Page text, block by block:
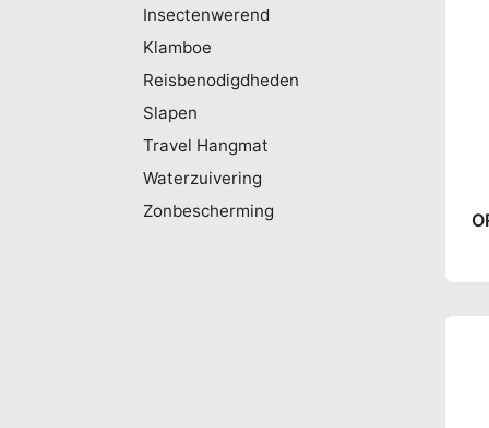
Insectenwerend
Klamboe
Reisbenodigdheden
Slapen
Travel Hangmat
Waterzuivering
Zonbescherming